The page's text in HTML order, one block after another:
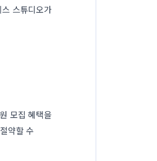
스튜디오가
모집 혜택을
약할 수